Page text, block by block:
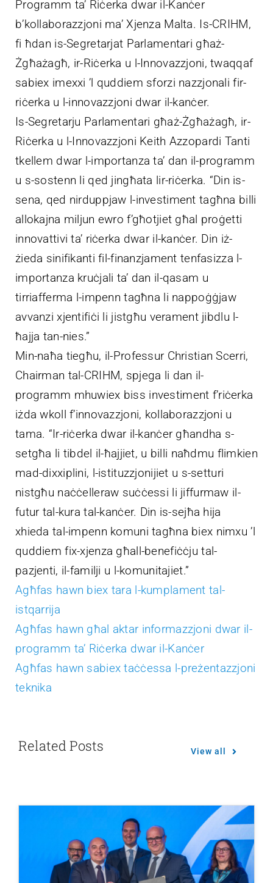
Programm ta’ Riċerka dwar il-Kanċer
b’kollaborazzjoni ma’ Xjenza Malta. Is-CRIHM,
fi ħdan is-Segretarjat Parlamentari għaż-
Żgħażagħ, ir-Riċerka u l-Innovazzjoni, twaqqaf
sabiex imexxi ’l quddiem sforzi nazzjonali fir-
riċerka u l-innovazzjoni dwar il-kanċer.
Is-Segretarju Parlamentari għaż-Żgħażagħ, ir-
Riċerka u l-Innovazzjoni Keith Azzopardi Tanti
tkellem dwar l-importanza ta’ dan il-programm
u s-sostenn li qed jingħata lir-riċerka. “Din is-
sena, qed nirduppjaw l-investiment tagħna billi
allokajna miljun ewro f’għotjiet għal proġetti
innovattivi ta’ riċerka dwar il-kanċer. Din iż-
żieda sinifikanti fil-finanzjament tenfasizza l-
importanza kruċjali ta’ dan il-qasam u
tirriafferma l-impenn tagħna li nappoġġjaw
avvanzi xjentifiċi li jistgħu verament jibdlu l-
ħajja tan-nies.”
Min-naħa tiegħu, il-Professur Christian Scerri,
Chairman tal-CRIHM, spjega li dan il-
programm mhuwiex biss investiment f’riċerka
iżda wkoll f’innovazzjoni, kollaborazzjoni u
tama. “Ir-riċerka dwar il-kanċer għandha s-
setgħa li tibdel il-ħajjiet, u billi naħdmu flimkien
mad-dixxiplini, l-istituzzjonijiet u s-setturi
nistgħu naċċelleraw suċċessi li jiffurmaw il-
futur tal-kura tal-kanċer. Din is-sejħa hija
xhieda tal-impenn komuni tagħna biex nimxu ’l
quddiem fix-xjenza għall-benefiċċju tal-
pazjenti, il-familji u l-komunitajiet.”
Agħfas hawn biex tara l-kumplament tal-
istqarrija
Agħfas hawn għal aktar informazzjoni dwar il-
programm ta’ Riċerka dwar il-Kanċer
Agħfas hawn sabiex taċċessa l-preżentazzjoni
teknika
Related Posts View all